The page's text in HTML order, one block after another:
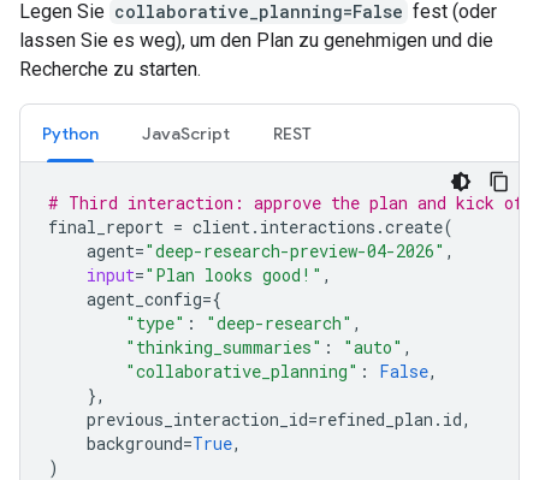
Legen Sie collaborative_planning=False fest (oder
lassen Sie es weg), um den Plan zu genehmigen und die
Recherche zu starten.
Python JavaScript REST
# Third interaction: approve the plan and kick off
final_report = client. interactions .create(
agent="deep-research-preview-04-2026" ,
input="Plan looks good!" ,
agent_config={
"type" : "deep-research" ,
"thinking_summaries" : "auto" ,
"collaborative_planning" : False,
},
previous_interaction_id=refined_plan . id,
background=True,
)